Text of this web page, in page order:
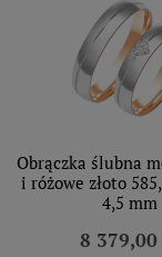
Obrączka ślubna
i różowe złoto
4,5 mm
8 379,00